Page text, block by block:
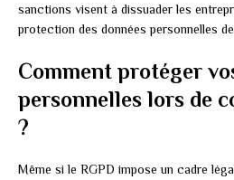
sanctions visent à dissuader les
protection des données personnelles
Comment protéger
personnelles lors de
?
Même si le RGPD impose un cadre